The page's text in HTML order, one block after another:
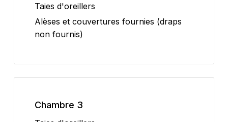
Taies d'oreillers
Alèses et couvertures fournies (draps
non fournis)
Chambre 3